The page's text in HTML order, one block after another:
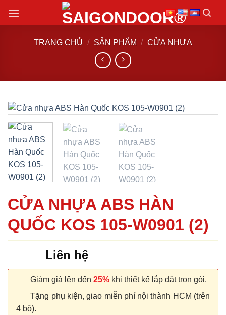
đến
TRANG CHỦ / SẢN PHẨM / CỬA NHỰA
CỬA NHỰA ABS HÀN
QUỐC KOS 105-W0901 (2)
Liên hệ
Giảm giá lên đến 25% khi thiết kế lắp đặt trọn gói.
Tặng phụ kiện, giao miễn phí nội thành HCM (trên
4 bộ).